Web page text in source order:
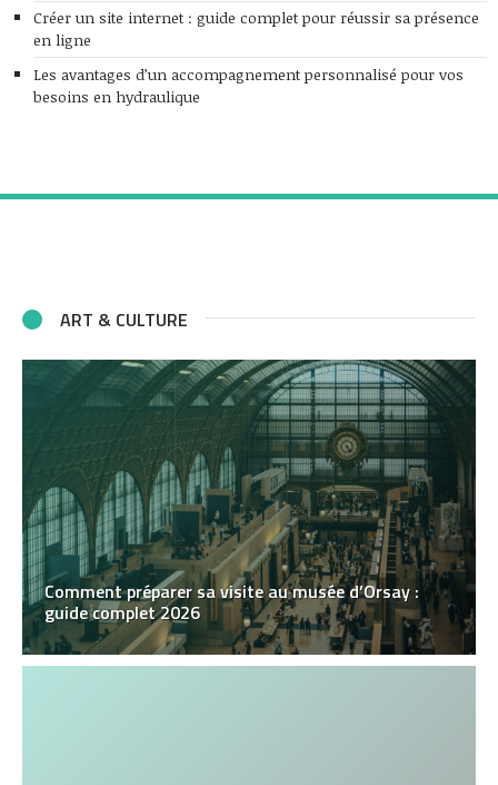
Créer un site internet : guide complet pour réussir sa présence
en ligne
Les avantages d’un accompagnement personnalisé pour vos
besoins en hydraulique
ART & CULTURE
Comment préparer sa visite au musée d’Orsay :
guide complet 2026